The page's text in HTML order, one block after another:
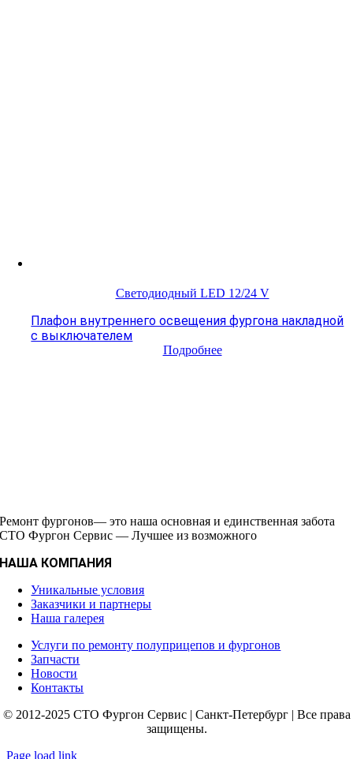
Светодиодный LED 12/24 V
Плафон внутреннего освещения фургона накладной
с выключателем
Подробнее
Ремонт фургонов— это наша основная и единственная забота
СТО Фургон Сервис — Лучшее из возможного
НАША КОМПАНИЯ
Уникальные условия
Заказчики и партнеры
Наша галерея
Услуги по ремонту полуприцепов и фургонов
Запчасти
Новости
Контакты
© 2012-2025 СТО Фургон Сервис | Санкт-Петербург | Все права
защищены.
Page load link